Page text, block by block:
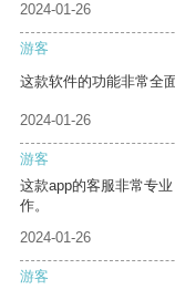
2024-01-26
游客
这款软件的功能非常全
2024-01-26
游客
这款app的客服非常专
作。
2024-01-26
游客